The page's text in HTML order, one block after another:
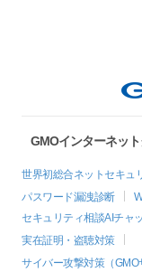
GMOインターネッ
世界初総合ネットセキュ
パスワード漏洩診断
セキュリティ相談AIチャ
実在証明・盗聴対策
サイバー攻撃対策（GMO